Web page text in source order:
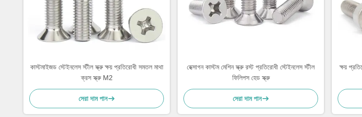
কাস্টমাইজড স্টেইনলেস স্টীল স্ক্রু ক্ষয় প্রতিরোধী সমতল মাথা
ক্রস স্ক্রু M2
সেরা দাম পান
হেক্সাগন কাস্টম মেশিন স্ক্রু রস্ট প্রতিরোধী স্টেইনলেস স্টীল
ফিলিপস হেড স্ক্রু
সেরা দাম পান
ক্ষয়